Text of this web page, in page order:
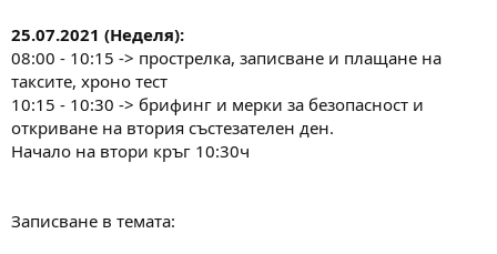
25.07.2021 (Неделя):
08:00 - 10:15 -> прострелка, записване и плащане на
таксите, хроно тест
10:15 - 10:30 -> брифинг и мерки за безопасност и
откриване на втория състезателен ден.
Начало на втори кръг 10:30ч
Записване в темата: